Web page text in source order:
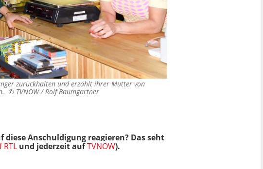
zurückhalten und erzählt ihrer Mutter von
© TVNOW / Rolf Baumgartner
diese Anschuldigung reagieren? Das seht
RTL und jederzeit aufTVNOW).